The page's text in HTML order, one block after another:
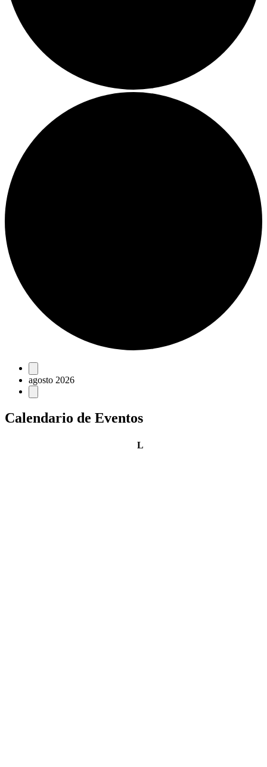
Eventos
agosto 2026
Calendario de Eventos
Llunes